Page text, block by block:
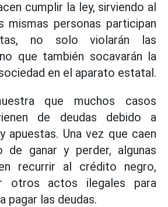
cumplir la ley, sirviendo al
mismas personas participan
no solo violarán las
que también socavarán la
en el aparato estatal.
que muchos casos
de deudas debido a
apuestas. Una vez que caen
de ganar y perder, algunas
recurrir al crédito negro,
otros actos ilegales para
pagar las deudas.